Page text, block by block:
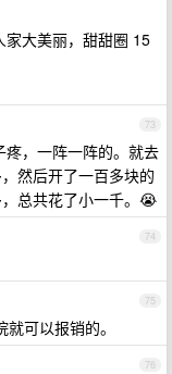
家大美丽，甜甜圈 15
73
，一阵一阵的。就去
然后开了一百多块的
总共花了小一千。😭
74
75
可以报销的。
76